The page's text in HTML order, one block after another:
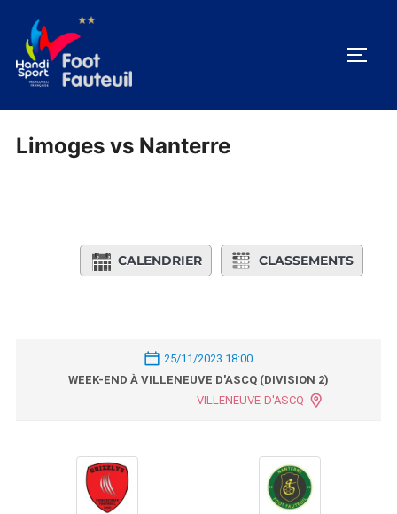
contenu
Limoges vs Nanterre
CALENDRIER CLASSEMENTS
25/11/2023 18:00
WEEK-END À VILLENEUVE D'ASCQ (DIVISION 2)
VILLENEUVE-D'ASCQ